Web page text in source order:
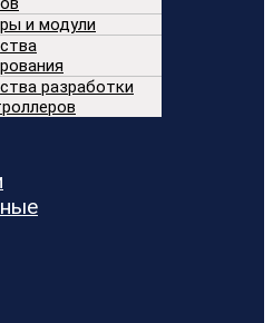
и модули
разработки